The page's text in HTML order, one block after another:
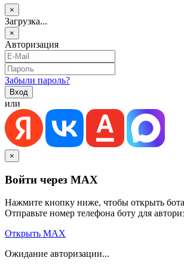
×
Загрузка...
×
Авторизация
Забыли пароль?
или
×
Войти через MAX
Нажмите кнопку ниже, чтобы открыть
Отправьте номер телефона боту для
Открыть MAX
Ожидание авторизации...